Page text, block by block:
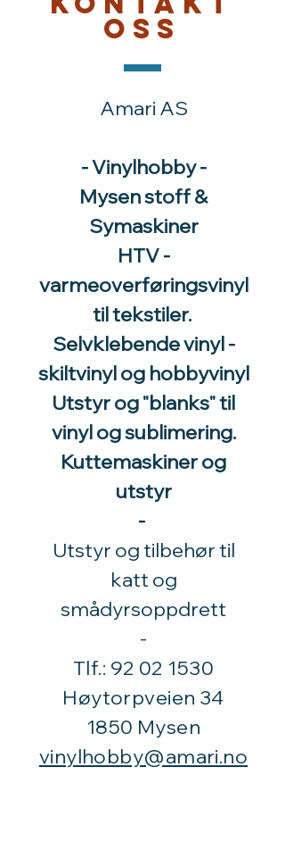
oss
Amari AS
- Vinylhobby -
Mysen stoff &
Symaskiner
HTV -
varmeoverføringsvinyl
til tekstiler.
Selvklebende vinyl -
skiltvinyl og hobbyvinyl
Utstyr og "blanks" til
vinyl og sublimering.
Kuttemaskiner og
utstyr
-
Utstyr og tilbehør til
katt og
smådyrsoppdrett
​-
Tlf.: 92 02 1530
Høytorpveien 34
1850 Mysen
vinylhobby@amari.no